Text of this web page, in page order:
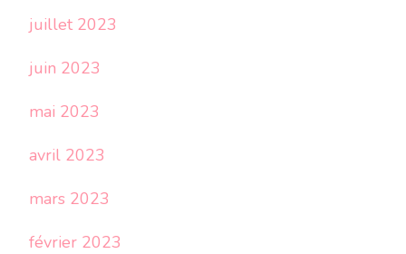
juillet 2023
juin 2023
mai 2023
avril 2023
mars 2023
février 2023